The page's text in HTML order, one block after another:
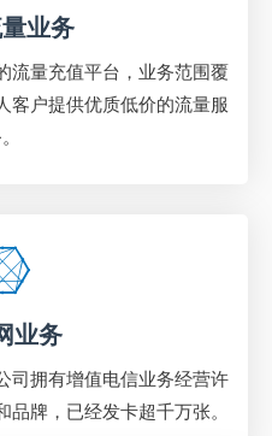
业务
流量充值平台，业务范围覆
客户提供优质低价的流量服
业务
司拥有增值电信业务经营许
牌，已经发卡超千万张。